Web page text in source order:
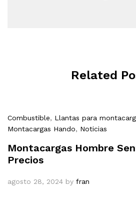
Related
Combustible, Llantas para
Montacargas Hando, Noticias
Montacargas Hombre
Precios
agosto 28, 2024 by fran